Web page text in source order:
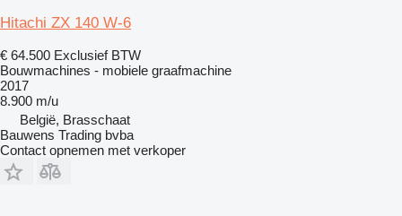
Hitachi ZX 140 W-6
€ 64.500 Exclusief BTW
Bouwmachines - mobiele graafmachine
2017
8.900 m/u
België, Brasschaat
Bauwens Trading bvba
Contact opnemen met verkoper